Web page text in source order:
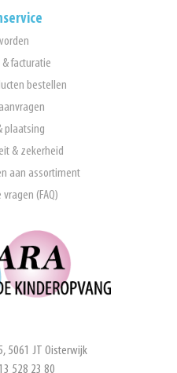
facturatie
bestellen
plaatsing
& zekerheid
aan assortiment
(FAQ)
5061 JT Oisterwijk
528 23 80